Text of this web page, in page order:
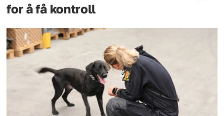
for å få kontroll